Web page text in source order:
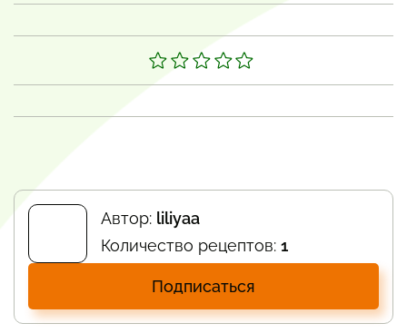
Автор: liliyaa
Количество рецептов: 1
Подписаться